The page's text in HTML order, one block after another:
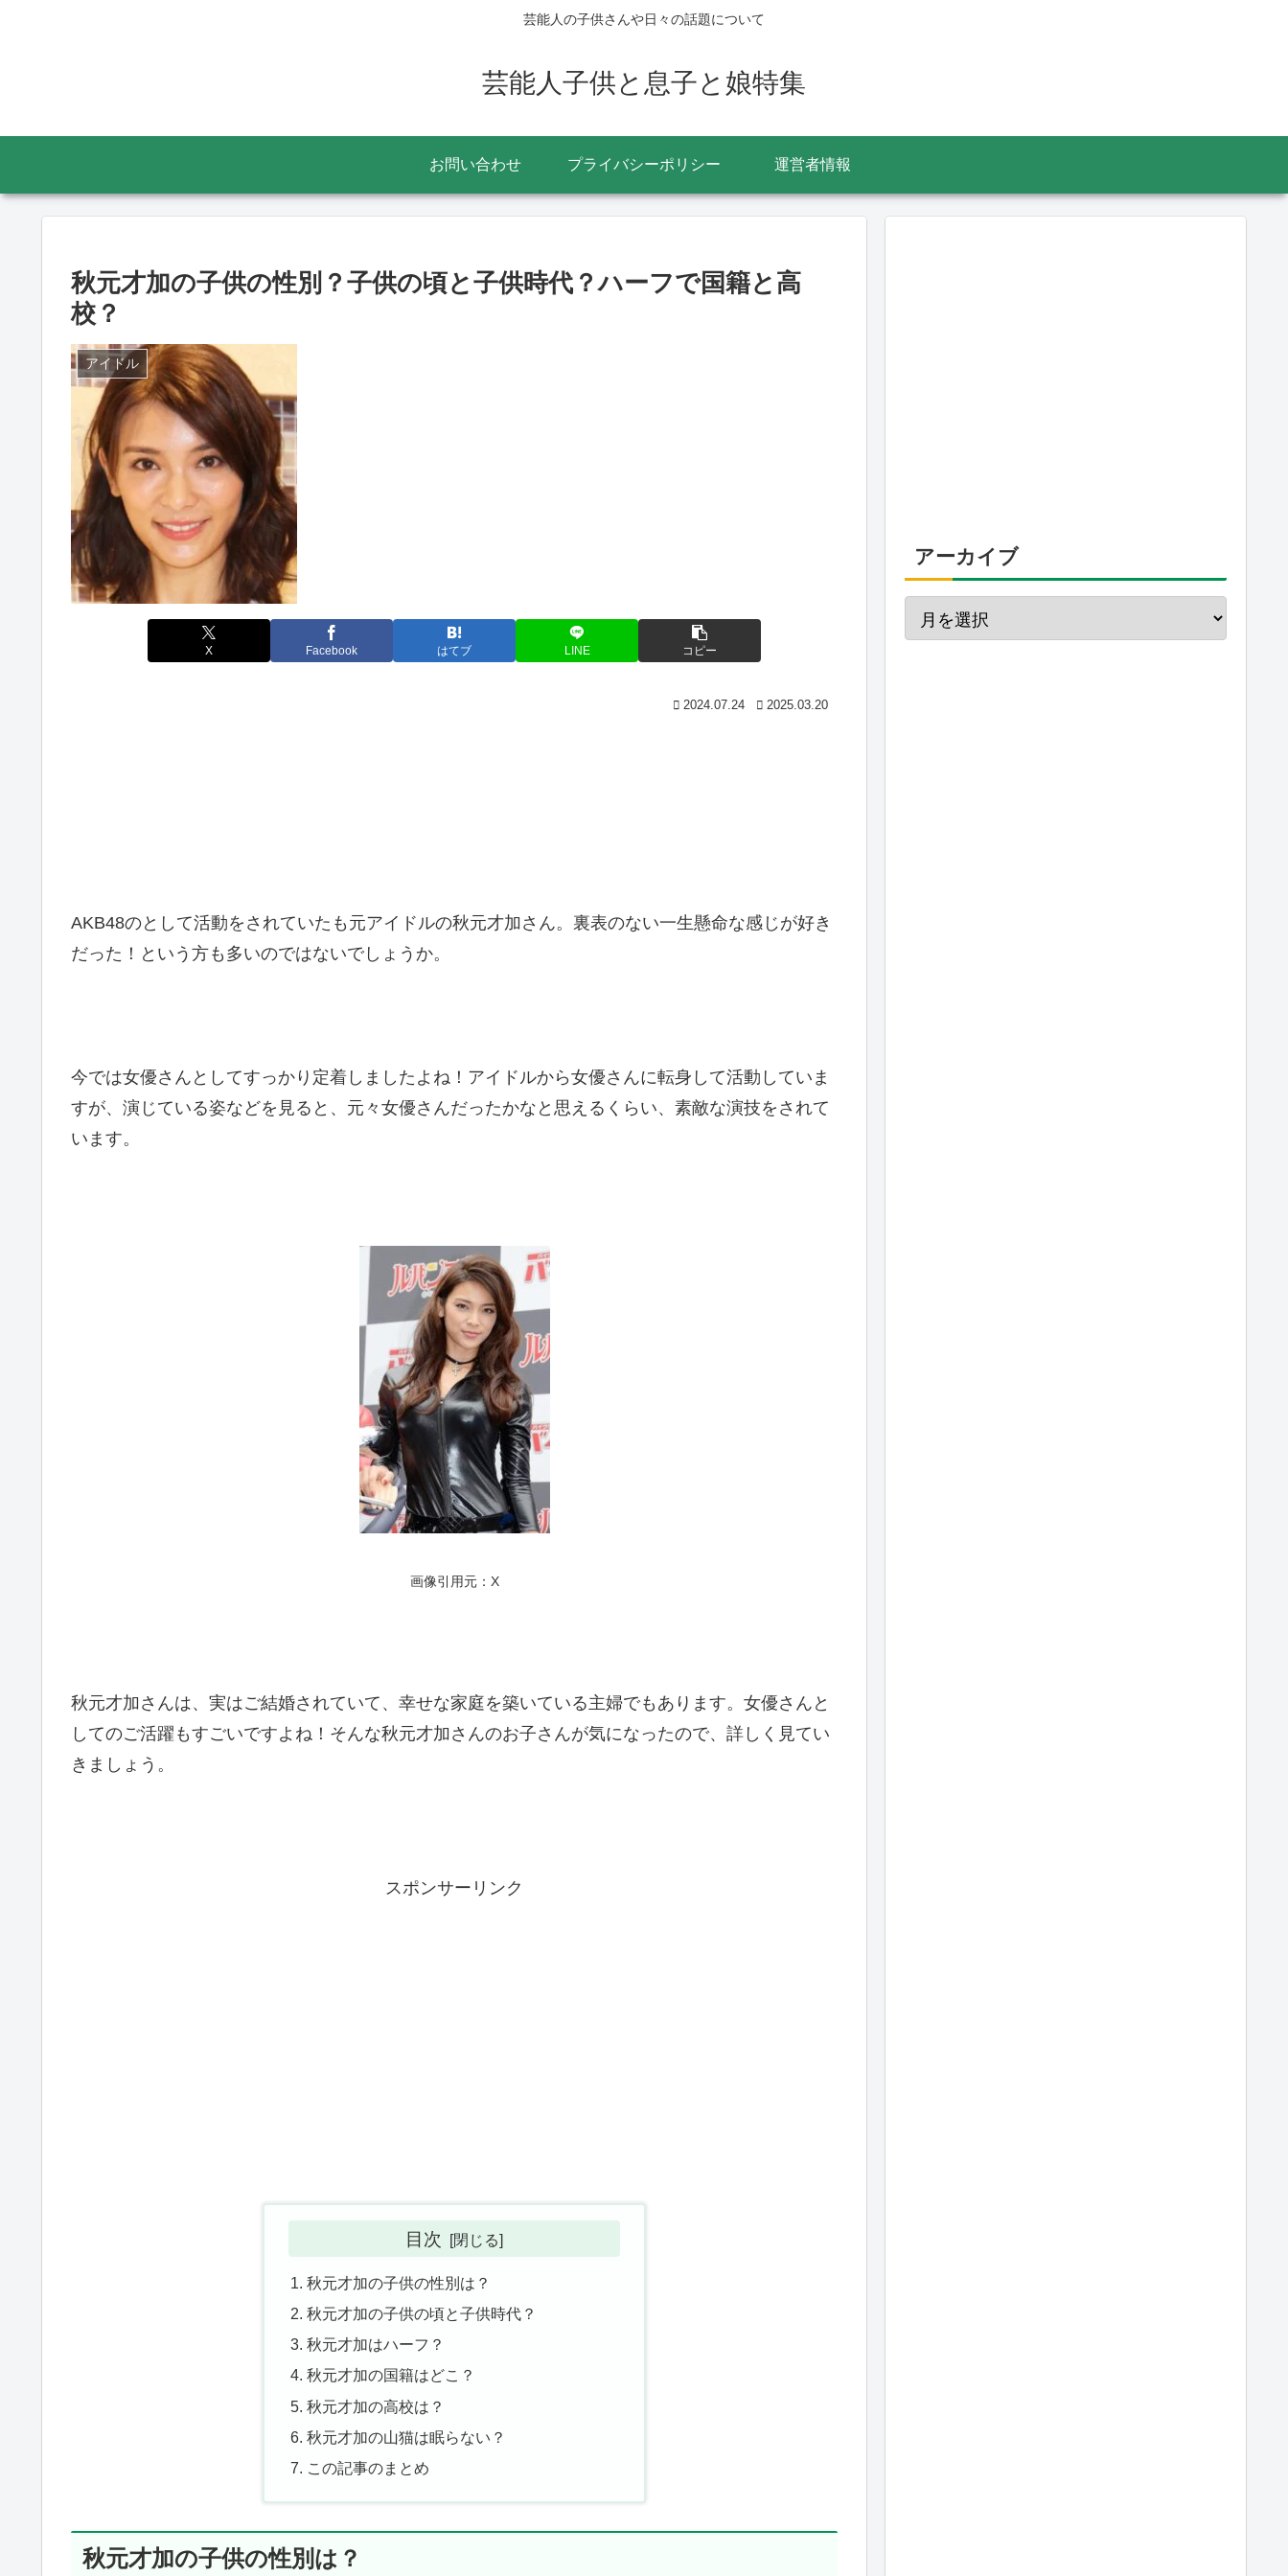
芸能人の子供さんや日々の話題について
芸能人子供と息子と娘特集
お問い合わせ プライバシーポリシー 運営者情報
秋元才加の子供の性別？子供の頃と子供時代？ハーフで国籍と高
校？
アイドル
X Facebook はてブ LINE コピー
2024.07.24 2025.03.20
AKB48のとして活動をされていたも元アイドルの秋元才加さん。裏表のない一生懸命な感じが好き
だった！という方も多いのではないでしょうか。
今では女優さんとしてすっかり定着しましたよね！アイドルから女優さんに転身して活動していま
すが、演じている姿などを見ると、元々女優さんだったかなと思えるくらい、素敵な演技をされて
います。
画像引用元：X
秋元才加さんは、実はご結婚されていて、幸せな家庭を築いている主婦でもあります。女優さんと
してのご活躍もすごいですよね！そんな秋元才加さんのお子さんが気になったので、詳しく見てい
きましょう。
スポンサーリンク
目次
秋元才加の子供の性別は？
秋元才加の子供の頃と子供時代？
秋元才加はハーフ？
秋元才加の国籍はどこ？
秋元才加の高校は？
秋元才加の山猫は眠らない？
この記事のまとめ
秋元才加の子供の性別は？
アーカイブ